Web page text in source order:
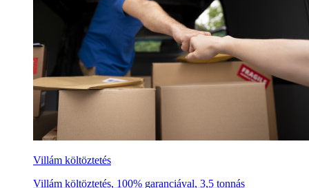
Villám költöztetés
Villám költöztetés, 100% garanciával, 3,5 tonnás